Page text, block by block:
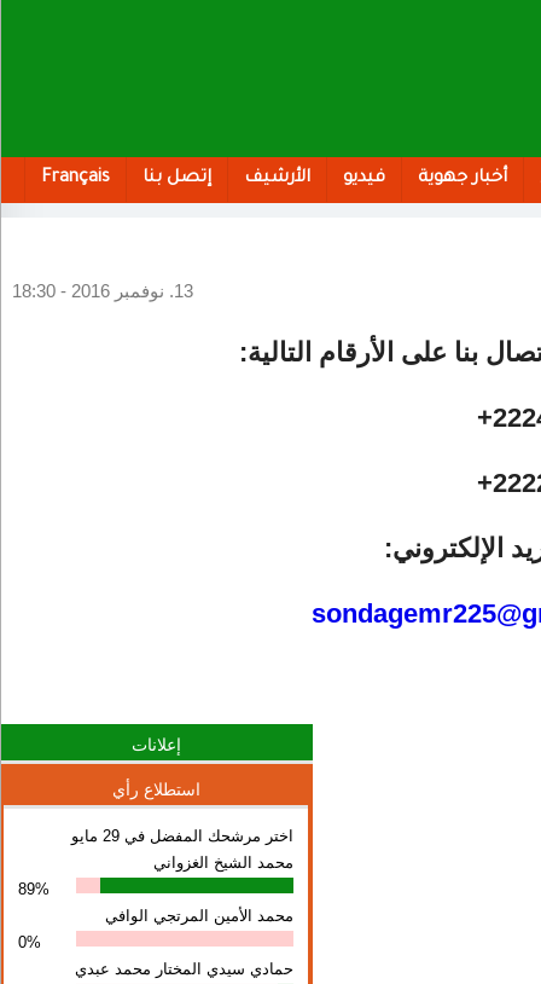
أخبار جهوية فيديو الأرشيف إتصل بنا Français
13. نوفمبر 2016 - 18:30
بنا على الأرقام التالية:
الإلكتروني:
إعلانات
استطلاع رأي
اختر مرشحك المفضل في 29 مايو
محمد الشيخ الغزواني
89%
محمد الأمين المرتجي الوافي
0%
حمادي سيدي المختار محمد عبدي